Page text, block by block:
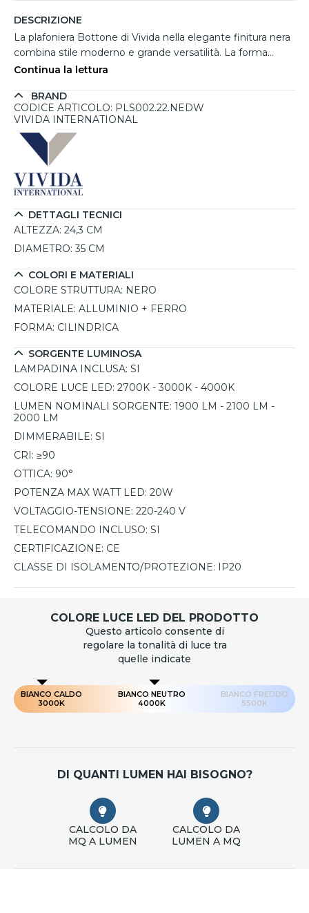
DESCRIZIONE
La plafoniera Bottone di Vivida nella elegante finitura nera
combina stile moderno e grande versatilità. La forma
cilindrica con linee morbide e diffusore arretrato crea un
soggiorni, cucine, corridoi o ambienti contract. Il colore
nero soft touch dona carattere e si abbina facilmente sia
35 cm e LED integrato da 20W, permette di regolare
intensità e temperatura colore da 2700K a 4000K tramite
telecomando incluso.
Continua la lettura
BRAND
CODICE ARTICOLO: PLS002.22.NEDW
VIVIDA INTERNATIONAL
DETTAGLI TECNICI
ALTEZZA: 24,3 CM
DIAMETRO: 35 CM
COLORI E MATERIALI
COLORE STRUTTURA: NERO
MATERIALE: ALLUMINIO + FERRO
FORMA: CILINDRICA
SORGENTE LUMINOSA
LAMPADINA INCLUSA: SI
COLORE LUCE LED: 2700K - 3000K - 4000K
LUMEN NOMINALI SORGENTE: 1900 LM - 2100 LM -
2000 LM
DIMMERABILE: SI
CRI: ≥90
OTTICA: 90°
POTENZA MAX WATT LED: 20W
VOLTAGGIO-TENSIONE: 220-240 V
TELECOMANDO INCLUSO: SI
CERTIFICAZIONE: CE
CLASSE DI ISOLAMENTO/PROTEZIONE:
IP20
COLORE LUCE LED DEL PRODOTTO
Questo articolo consente di
regolare la tonalità di luce tra
quelle indicate
BIANCO CALDO
3000K
BIANCO NEUTRO
4000K
BIANCO FREDDO
5500K
DI QUANTI LUMEN HAI BISOGNO?
CALCOLO DA
MQ A LUMEN
CALCOLO DA
LUMEN A MQ